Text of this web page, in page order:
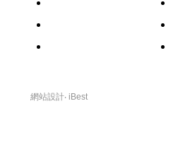
網站設計‧ iBest